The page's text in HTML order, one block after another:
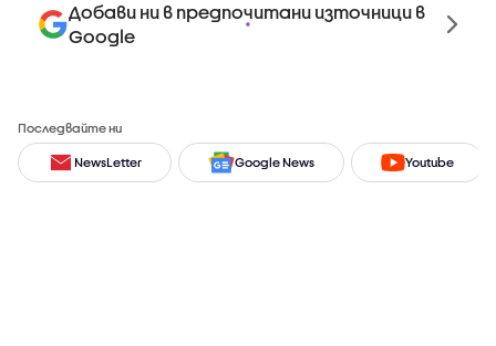
Добави ни в предпочитани източници в
Google
Последвайте ни
NewsLetter Google News Youtube